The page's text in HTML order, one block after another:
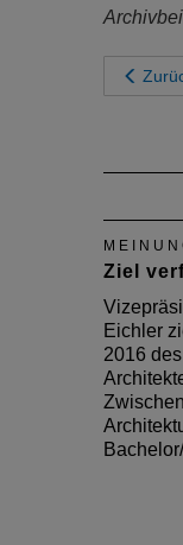
Ziel
Eichler
2016